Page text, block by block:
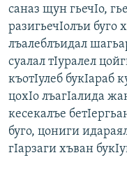
саназ щун гьечIо,
разигьечIолъи буго
лъалеблъидал
суалал тIуралел
къотIулеб букIараб
цохIо лъагIалида
кесекалъе
буго, цониги
гIарзаги хъван